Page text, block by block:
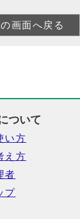
ついて
い方
え方
者
プ